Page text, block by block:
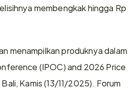
membengkak hingga Rp
menampilkan produknya dalam
(IPOC) and 2026 Price
Kamis (13/11/2025). Forum